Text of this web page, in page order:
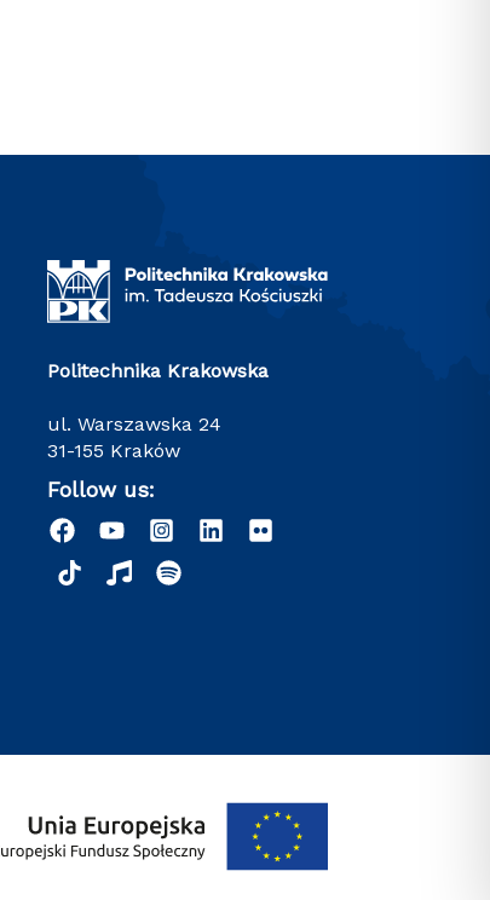
Politechnika Krakowska
ul. Warszawska 24
31-155 Kraków
Follow us: